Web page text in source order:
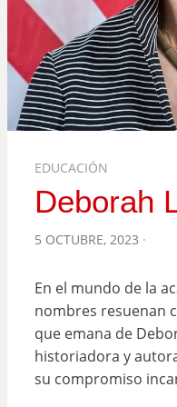
EDUCACIÓN
Deborah
POSTED
5 OCTUBRE, 2023
En el mundo de la
nombres resuenan
que emana de
historiadora y
su compromiso